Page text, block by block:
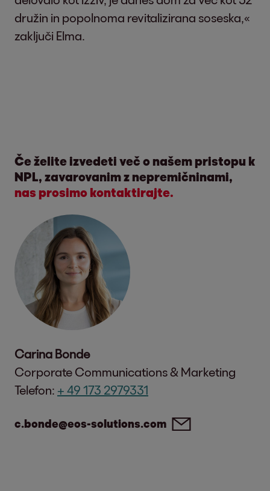
družin in popolnoma revitalizirana soseska,«
zaključi Elma.
Če želite izvedeti več o našem pristopu k
NPL, zavarovanim z nepremičninami,
nas prosimo kontaktirajte.
Carina Bonde
Corporate Communications & Marketing
Telefon: + 49 173 2979331
c.bonde@eos-solutions.com